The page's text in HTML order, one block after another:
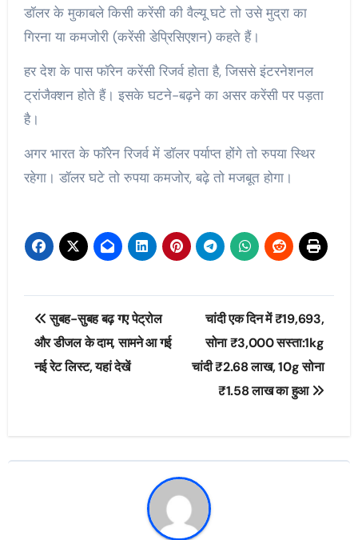
डॉलर के मुकाबले किसी करेंसी की वैल्यू घटे तो उसे मुद्रा का
गिरना या कमजोरी (करेंसी डेप्रिसिएशन) कहते हैं।
हर देश के पास फॉरेन करेंसी रिजर्व होता है, जिससे इंटरनेशनल
ट्रांजैक्शन होते हैं। इसके घटने-बढ़ने का असर करेंसी पर पड़ता
है।
अगर भारत के फॉरेन रिजर्व में डॉलर पर्याप्त होंगे तो रुपया स्थिर
रहेगा। डॉलर घटे तो रुपया कमजोर, बढ़े तो मजबूत होगा।
Post
navigation
सुबह-सुबह बढ़ गए पेट्रोल
और डीजल के दाम, सामने आ गई
नई रेट लिस्ट, यहां देखें
चांदी एक दिन में ₹19,693,
सोना ₹3,000 सस्ता:1kg
चांदी ₹2.68 लाख, 10g सोना
₹1.58 लाख का हुआ